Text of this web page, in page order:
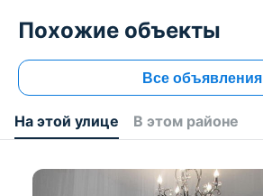
Похожие объекты
Все объявления
На этой улице В этом районе